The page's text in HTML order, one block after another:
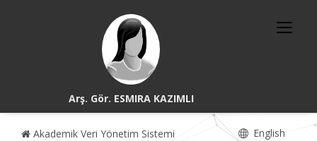
Arş. Gör. ESMIRA KAZIMLI
Akademik Veri Yönetim Sistemi English